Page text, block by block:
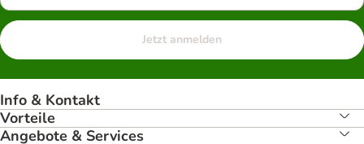
Jetzt anmelden
Info & Kontakt
Vorteile
Angebote & Services